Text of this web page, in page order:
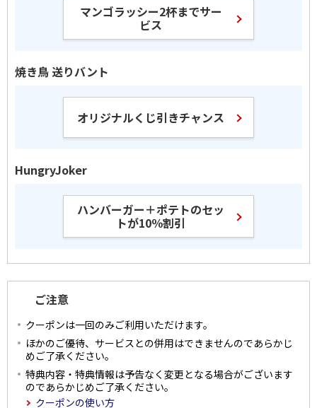
マンゴラッシー2杯までサー
ビス
焼き鳥 送りバント
オリジナルくじ引きチャンス
HungryJoker
ハンバーガー＋ポテトのセッ
トが10％割引
ご注意
クーポンは一回のみご利用いただけます。
ほかのご優待、サービスとの併用はできませんのであらかじ
めご了承ください。
特典内容・特典情報は予告なく変更となる場合がございます
のであらかじめご了承ください。
クーポンの使い方